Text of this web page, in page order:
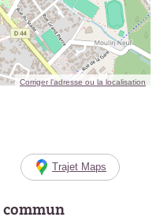
Corriger l’adresse ou la localisation
Trajet Maps